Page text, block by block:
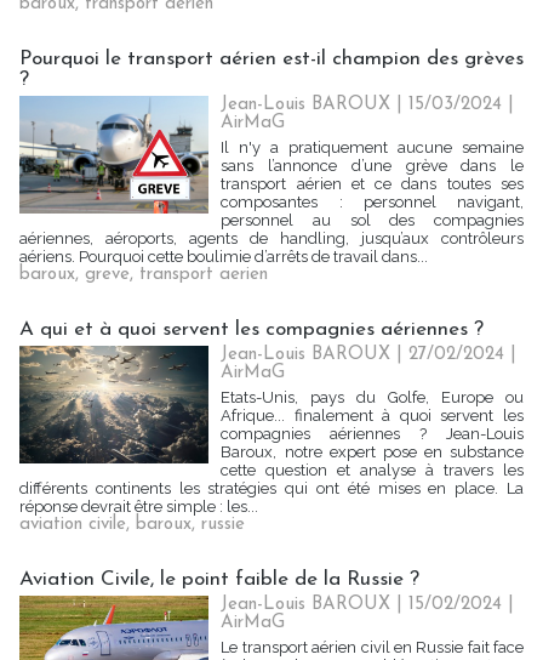
baroux, transport aerien
Pourquoi le transport aérien est-il champion des grèves
?
Jean-Louis BAROUX | 15/03/2024
AirMaG
Il n'y a pratiquement aucune semaine
sans l’annonce d’une grève dans le
transport aérien et ce dans toutes ses
composantes : personnel navigant,
personnel au sol des compagnies
aériennes, aéroports, agents de handling, jusqu’aux contrôleurs
aériens. Pourquoi cette boulimie d’arrêts de travail dans...
baroux, greve, transport aerien
A qui et à quoi servent les compagnies aériennes ?
Jean-Louis BAROUX | 27/02/2024
AirMaG
Etats-Unis, pays du Golfe, Europe ou
Afrique... finalement à quoi servent les
compagnies aériennes ? Jean-Louis
Baroux, notre expert pose en substance
cette question et analyse à travers les
différents continents les stratégies qui ont été mises en place. La
réponse devrait être simple : les...
aviation civile, baroux, russie
Aviation Civile, le point faible de la Russie ?
Jean-Louis BAROUX | 15/02/2024
AirMaG
Le transport aérien civil en Russie fait face